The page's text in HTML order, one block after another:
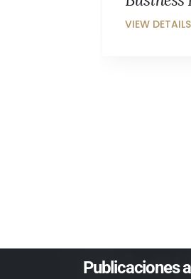
Publicaciones